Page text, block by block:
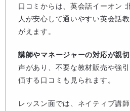
口コミからは、英会話イーオン
人が安心して通いやすい英会話
がえます。
講師やマネージャーの対応が親
声があり、不要な教材販売や強
価する口コミも見られます。
レッスン面では、ネイティブ講